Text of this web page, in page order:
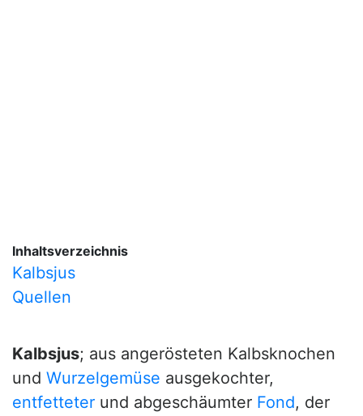
Inhaltsverzeichnis
Kalbsjus
Quellen
Kalbsjus; aus angerösteten Kalbsknochen
und Wurzelgemüse ausgekochter,
entfetteter und abgeschäumter Fond, der